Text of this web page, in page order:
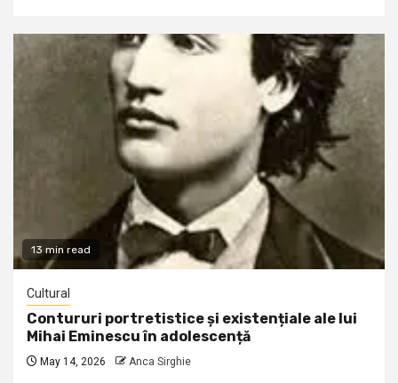
13 min read
Cultural
Contururi portretistice și existențiale ale lui
Mihai Eminescu în adolescență
May 14, 2026 Anca Sirghie